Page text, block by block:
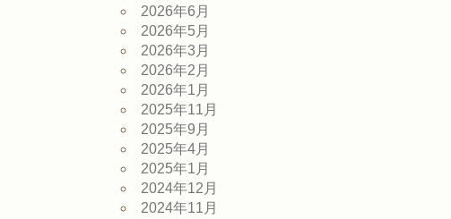
2026年6月
2026年5月
2026年3月
2026年2月
2026年1月
2025年11月
2025年9月
2025年4月
2025年1月
2024年12月
2024年11月